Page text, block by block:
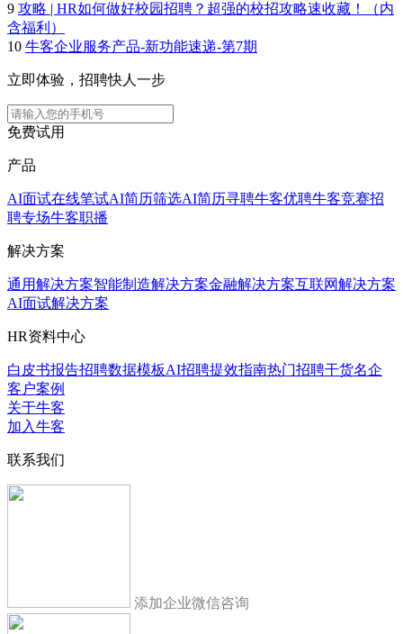
9 攻略 | HR如何做好校园招聘？超强的校招攻略速收藏！（内
含福利）
10 牛客企业服务产品-新功能速递-第7期
立即体验，招聘快人一步
免费试用
产品
AI面试在线笔试AI简历筛选AI简历寻聘牛客优聘牛客竞赛招
聘专场牛客职播
解决方案
通用解决方案智能制造解决方案金融解决方案互联网解决方案
AI面试解决方案
HR资料中心
白皮书报告招聘数据模板AI招聘提效指南热门招聘干货名企
客户案例
关于牛客
加入牛客
联系我们
添加企业微信咨询